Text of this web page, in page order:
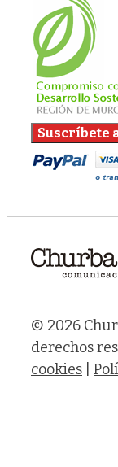
© 2026
derechos
cookies